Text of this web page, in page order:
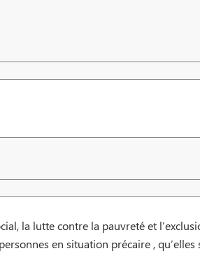
la lutte contre la pauvreté et
en situation précaire ,